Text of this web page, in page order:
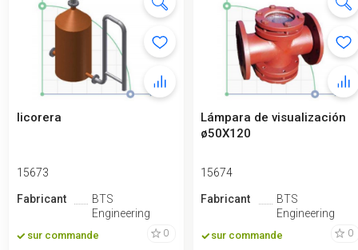
licorera
15673
Fabricant
BTS
Engineering
sur commande 0
Lámpara de visualización
ø50X120
15674
Fabricant
BTS
Engineering
sur commande 0